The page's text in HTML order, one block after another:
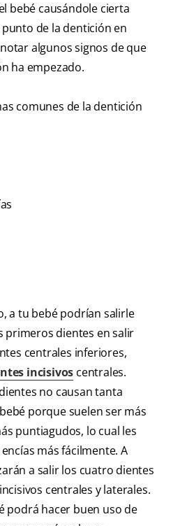
bebé causándole cierta
de la dentición en
algunos signos de que
ha empezado.
comunes de la dentición
a tu bebé podrían salirle
primeros dientes en salir
centrales inferiores,
incisivos centrales.
no causan tanta
porque suelen ser más
puntiagudos, lo cual les
más fácilmente. A
a salir los cuatro dientes
centrales y laterales.
podrá hacer buen uso de